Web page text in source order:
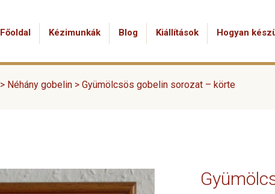
Főoldal Kézimunkák Blog Kiállítások Hogyan
> Néhány gobelin > Gyümölcsös gobelin sorozat – körte